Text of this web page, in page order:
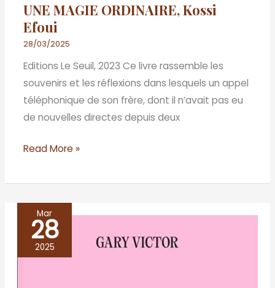
UNE MAGIE ORDINAIRE, Kossi
Efoui
28/03/2025
Editions Le Seuil, 2023 Ce livre rassemble les
souvenirs et les réflexions dans lesquels un appel
téléphonique de son frère, dont il n’avait pas eu
de nouvelles directes depuis deux
Read More »
Mar
28
2025
VIOLON